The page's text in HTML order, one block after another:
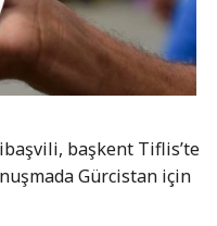
başkent Tiflis’te
Gürcistan için